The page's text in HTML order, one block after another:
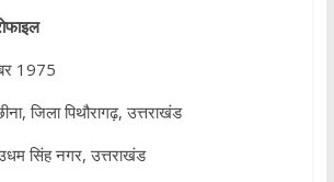
1975
जिला पिथौरागढ़, उत्तराखंड
सिंह नगर, उत्तराखंड